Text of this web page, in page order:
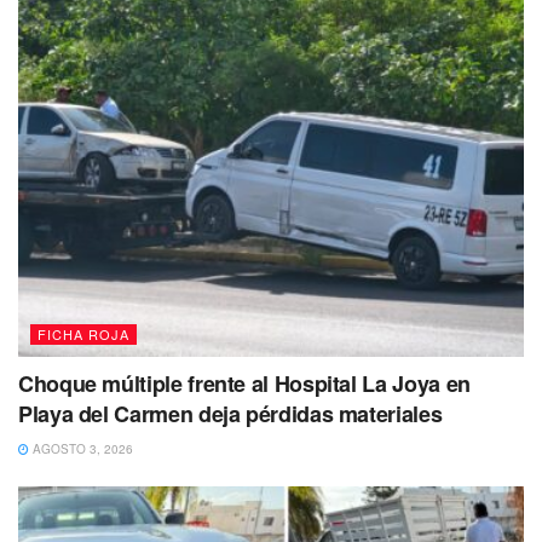
extranjero apodado “Jaspi” fue asegurado y puesto a
disposición de la Fiscalía General del Estado (FGE) en
donde determinarán su situación legal.
FICHA ROJA
Choque múltiple frente al Hospital La Joya en
Playa del Carmen deja pérdidas materiales
AGOSTO 3, 2026